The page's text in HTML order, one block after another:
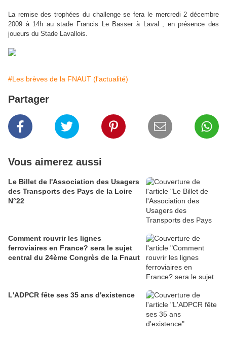
La remise des trophées du challenge se fera le mercredi 2 décembre
2009 à 14h au stade Francis Le Basser à Laval , en présence des
joueurs du Stade Lavallois.
#Les brèves de la FNAUT (l'actualité)
Partager
Vous aimerez aussi
Le Billet de l'Association des Usagers
des Transports des Pays de la Loire
N°22
Comment rouvrir les lignes
ferroviaires en France? sera le sujet
central du 24ème Congrès de la Fnaut
L'ADPCR fête ses 35 ans d'existence